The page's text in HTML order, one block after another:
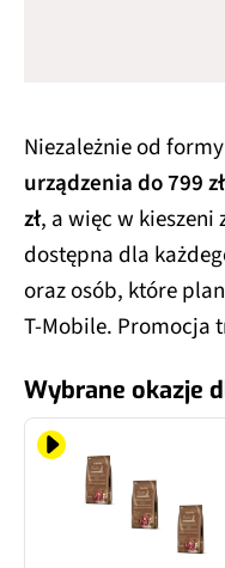
Niezależnie od
urządzenia do 799
zł, a więc w kieszeni
dostępna dla
oraz osób, które
T-Mobile. Promocja
Wybrane okazje